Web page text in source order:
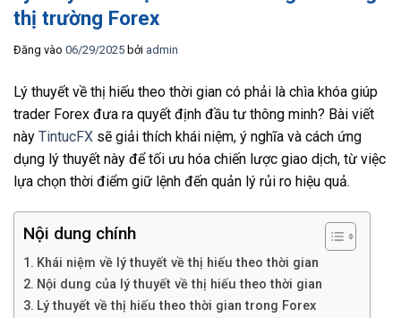
thị trường Forex
Đăng vào 06/29/2025 bởi admin
Lý thuyết về thị hiếu theo thời gian có phải là chìa khóa giúp
trader Forex đưa ra quyết định đầu tư thông minh? Bài viết
này TintucFX sẽ giải thích khái niệm, ý nghĩa và cách ứng
dụng lý thuyết này để tối ưu hóa chiến lược giao dịch, từ việc
lựa chọn thời điểm giữ lệnh đến quản lý rủi ro hiệu quả.
Nội dung chính
Khái niệm về lý thuyết về thị hiếu theo thời gian
Nội dung của lý thuyết về thị hiếu theo thời gian
Lý thuyết về thị hiếu theo thời gian trong Forex